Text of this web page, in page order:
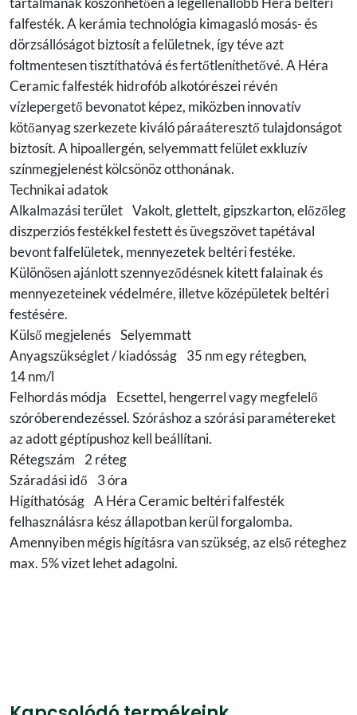
falfesték. A kerámia technológia kimagasló mosás- és
dörzsállóságot biztosít a felületnek, így téve azt
foltmentesen tisztíthatóvá és fertőtleníthetővé. A Héra
Ceramic falfesték hidrofób alkotórészei révén
vízlepergető bevonatot képez, miközben innovatív
kötőanyag szerkezete kiváló páraáteresztő tulajdonságot
biztosít. A hipoallergén, selyemmatt felület exkluzív
színmegjelenést kölcsönöz otthonának.
Technikai adatok
Alkalmazási terület Vakolt, glettelt, gipszkarton, előzőleg
diszperziós festékkel festett és üvegszövet tapétával
bevont falfelületek, mennyezetek beltéri festéke.
Különösen ajánlott szennyeződésnek kitett falainak és
mennyezeteinek védelmére, illetve középületek beltéri
festésére.
Külső megjelenés Selyemmatt
Anyagszükséglet / kiadósság 35 nm egy rétegben,
14 nm/l
Felhordás módja Ecsettel, hengerrel vagy megfelelő
szóróberendezéssel. Szóráshoz a szórási paramétereket
az adott géptípushoz kell beállítani.
Rétegszám 2 réteg
Száradási idő 3 óra
Hígíthatóság A Héra Ceramic beltéri falfesték
felhasználásra kész állapotban kerül forgalomba.
Amennyiben mégis hígításra van szükség, az első réteghez
max. 5% vizet lehet adagolni.